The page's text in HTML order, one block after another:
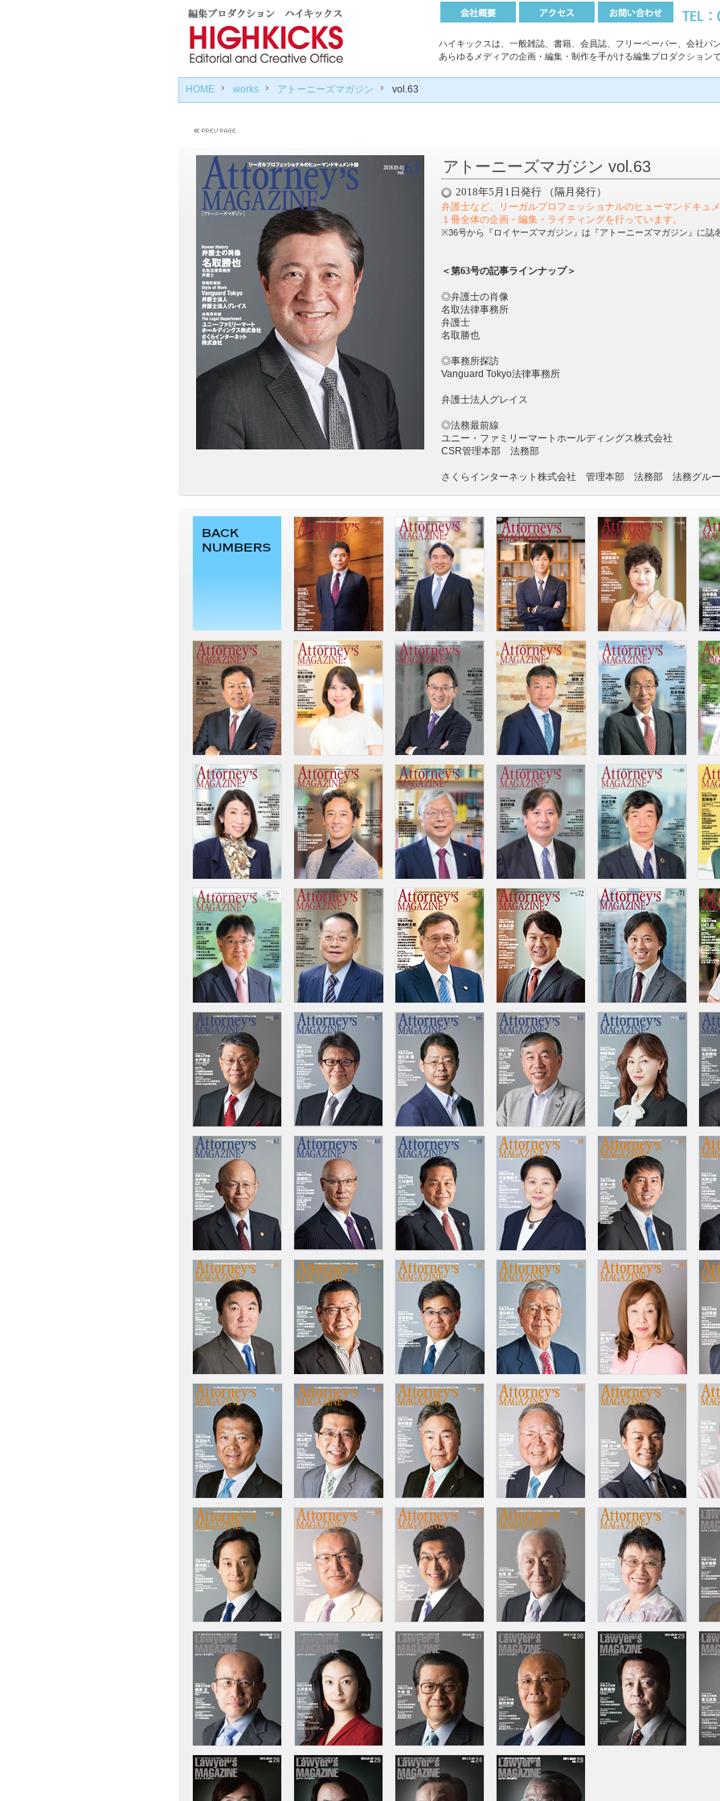
ハイキックスは、一般雑誌、書籍、会員誌、フリーペーパー、会社パ
あらゆるメディアの企画・編集・制作を手がける編集プロダクション
HOME works アトーニーズマガジン vol.63
アトーニーズマガジン vol.63
2018年5月1日発行 （隔月発行）
弁護士など、リーガルプロフェッショナルのヒューマンドキ
１冊全体の企画・編集・ライティングを行っています。
※36号から『ロイヤーズマガジン』は『アトーニーズマガジン』に誌
＜第63号の記事ラインナップ＞
◎弁護士の肖像
名取法律事務所
弁護士
名取勝也
◎事務所探訪
Vanguard Tokyo法律事務所
弁護士法人グレイス
◎法務最前線
ユニー・ファミリーマートホールディングス株式会社
CSR管理本部 法務部
さくらインターネット株式会社 管理本部 法務部 法務グル